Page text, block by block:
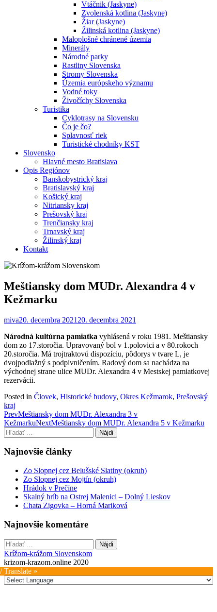
Vtáčnik (Jaskyne)
Zvolenská kotlina (Jaskyne)
Žiar (Jaskyne)
Žilinská kotlina (Jaskyne)
Maloplošné chránené územia
Minerály
Národné parky
Rastliny Slovenska
Stromy Slovenska
Územia európskeho významu
Vodné toky
Živočíchy Slovenska
Turistika
Cyklotrasy na Slovensku
Čo je čo?
Splavnosť riek
Turistické chodníky KST
Slovensko
Hlavné mesto Bratislava
Opis Regiónov
Banskobystrický kraj
Bratislavský kraj
Košický kraj
Nitriansky kraj
Prešovský kraj
Trenčiansky kraj
Trnavský kraj
Žilinský kraj
Kontakt
Meštiansky dom MUDr. Alexandra 4 v
Kežmarku
miva20. decembra 2021 20. decembra 2021
Národná kultúrna pamiatka vyhlásená v roku 1981. Meštiansky
dom zo 17.storočia. Upravovaný bol v 1.polovici a v 80.rokoch
20.storočia. Má trojtraktovú dispozíciu, pôdorys v tvare L, je
dvojpodlažný s podpivničením. Radový dom sa nachádza na
východnej strane ulice MUDr. Alexandra 4 v Mestskej pamiatkovej
rezervácii.
Posted in Človek, Historické budovy, Okres Kežmarok, Prešovský
kraj
Post
navigation
PrevMeštiansky dom MUDr. Alexandra 3 v
KežmarkuNextMeštiansky dom MUDr. Alexandra 5 v Kežmarku
Hľadať:
Najnovšie články
Zo Slopnej cez Belušské Slatiny (okruh)
Zo Slopnej cez Mojtín (okruh)
Hrádok v Prečíne
Skalný hríb na Ostrej Malenici – Dolný Lieskov
Chata Zigovka – Horná Mariková
Najnovšie komentáre
Hľadať:
Krížom-krážom Slovenskom
krizom-krazom.online 2020
Translate »